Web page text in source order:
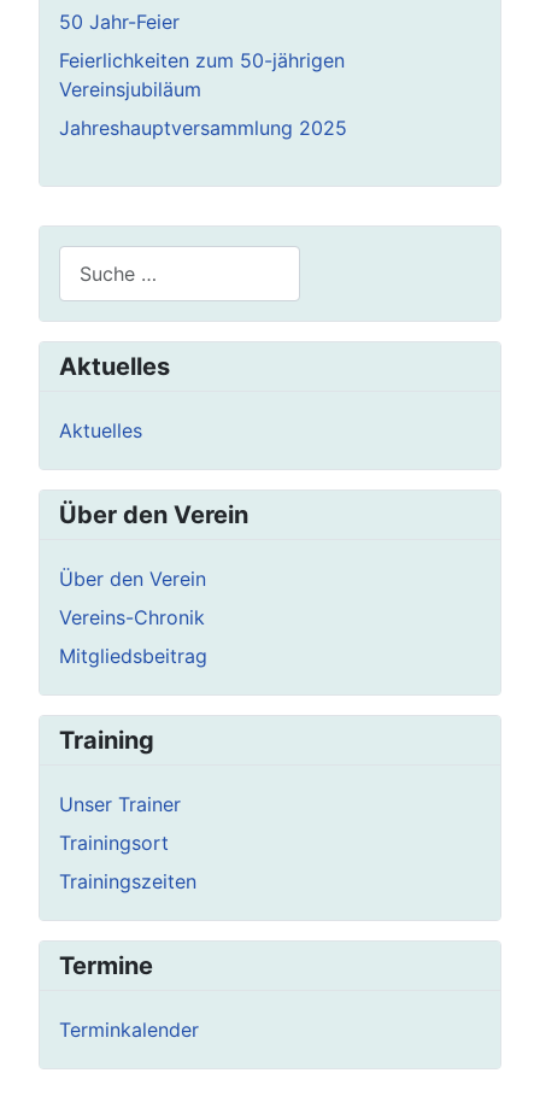
Aktuelles
Aktuelles
Über den Verein
Über den Verein
Vereins-Chronik
Mitgliedsbeitrag
Training
Unser Trainer
Trainingsort
Trainingszeiten
Termine
Terminkalender
50 Jahr-Feier
Feierlichkeiten zum 50-jährigen
Vereinsjubiläum
Jahreshauptversammlung 2025